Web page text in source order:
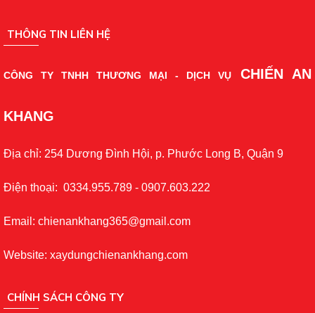
CÔNG TY TNHH THƯƠNG MẠI - DỊCH VỤ
KHANG
Địa chỉ: 254 Dương Đình Hội, p. Phước Long B, Quận 9
Điện thoại: 0334.955.789 - 0907.603.222
Email: chienankhang365@gmail.com
Website: xaydungchienankhang.com
CHÍNH SÁCH CÔNG TY